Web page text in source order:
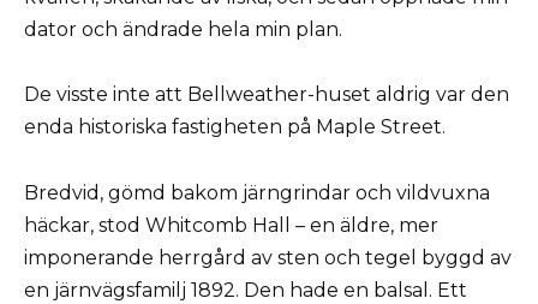
dator och ändrade hela min plan.
De visste inte att Bellweather-huset aldrig var den
enda historiska fastigheten på Maple Street.
Bredvid, gömd bakom järngrindar och vildvuxna
häckar, stod Whitcomb Hall – en äldre, mer
imponerande herrgård av sten och tegel byggd av
en järnvägsfamilj 1892. Den hade en balsal. Ett